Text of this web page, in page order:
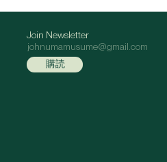
Join Newsletter